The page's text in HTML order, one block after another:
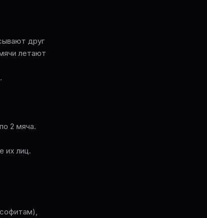
друг
летают
2 мяча.
их лиц.